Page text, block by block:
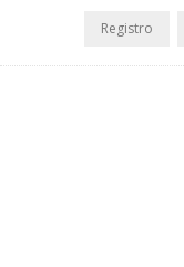
Registro